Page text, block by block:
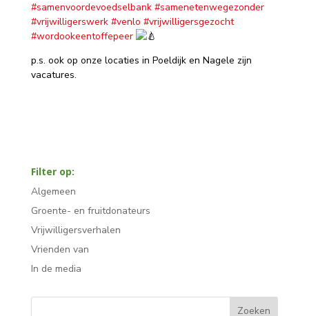
#samenvoordevoedselbank #samenetenwegezonder
#vrijwilligerswerk #venlo #vrijwilligersgezocht
#wordookeentoffepeer
p.s. ook op onze locaties in Poeldijk en Nagele zijn
vacatures.
Filter op:
Algemeen
Groente- en fruitdonateurs
Vrijwilligersverhalen
Vrienden van
In de media